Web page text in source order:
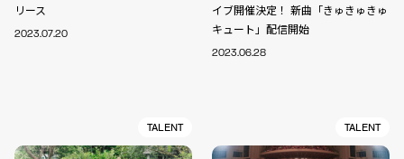
リース
2023.07.20
イブ開催決定！ 新曲「きゅきゅきゅ
キュート」配信開始
2023.06.28
TALENT TALENT